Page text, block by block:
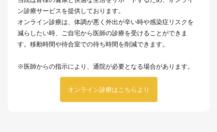
ン診療サービスを提供しております。
オンライン診療は、体調が悪く外出が辛い時や感染症リスクを
減らしたい時、ご自宅から医師の診療を受けることができま
す。移動時間や待合室での待ち時間を削減できます。
※医師からの指示により、通院が必要となる場合があります。
オンライン診療はこちらより